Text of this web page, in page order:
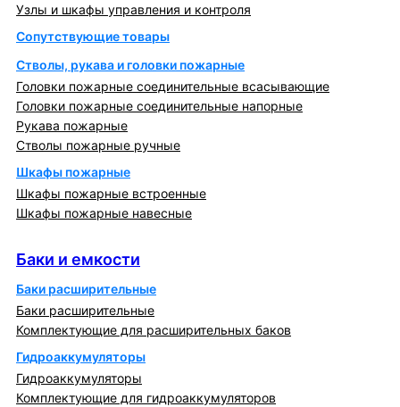
Узлы и шкафы управления и контроля
Сопутствующие товары
Стволы, рукава и головки пожарные
Головки пожарные соединительные всасывающие
Головки пожарные соединительные напорные
Рукава пожарные
Стволы пожарные ручные
Шкафы пожарные
Шкафы пожарные встроенные
Шкафы пожарные навесные
Баки и емкости
Баки расширительные
Баки расширительные
Комплектующие для расширительных баков
Гидроаккумуляторы
Гидроаккумуляторы
Комплектующие для гидроаккумуляторов